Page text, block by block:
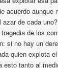
acuerdo aunque
de cada
de los
si no hay un
quien explota
esto tanto al